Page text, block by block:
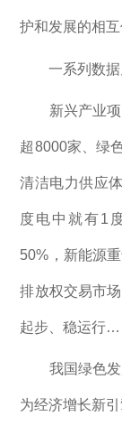
护和发展的相互
一系列数据
新兴产业项
超8000家、绿
清洁电力供应
度电中就有1
50%，新能源
排放权交易市
起步、稳运行
我国绿色发
为经济增长新